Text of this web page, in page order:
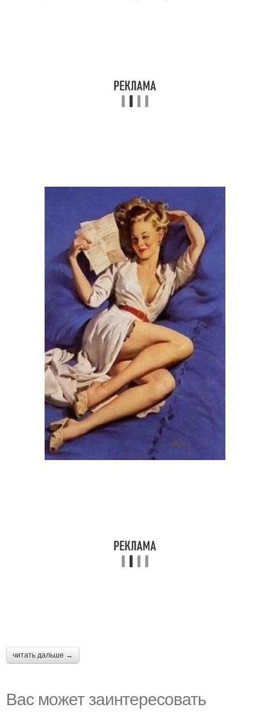
читать дальше →
Вас может заинтересовать